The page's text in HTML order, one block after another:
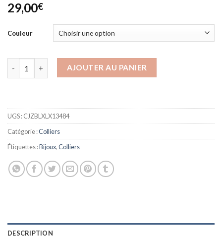
29,00€
Couleur
quantité de Collier Ange Bellata
AJOUTER AU PANIER
UGS :CJZBLXLX13484
Catégorie :Colliers
Étiquettes :Bijoux,Colliers
DESCRIPTION